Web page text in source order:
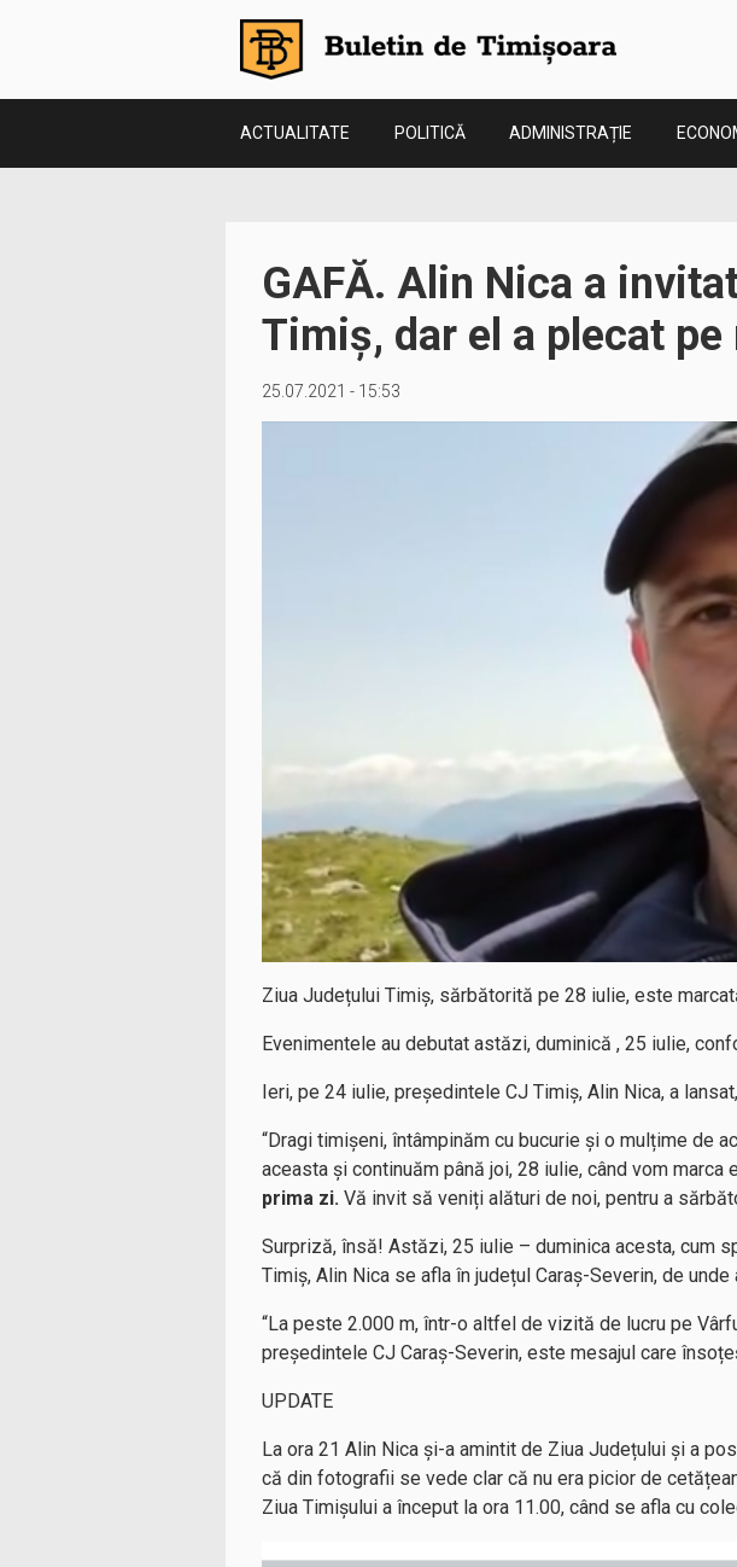
ACTUALITATE POLITICĂ ADMINISTRAȚIE
GAFĂ. Alin Nica a
Timiș, dar el a plecat
25.07.2021 - 15:53
Ziua Județului Timiș, sărbătorită pe 28 iulie, este
Evenimentele au debutat astăzi, duminică , 25 iulie,
Ieri, pe 24 iulie, președintele CJ Timiș, Alin Nica, a
“Dragi timișeni, întâmpinăm cu bucurie și o mulțime de
aceasta și continuăm până joi, 28 iulie, când vom marca
prima zi. Vă invit să veniți alături de noi, pentru a
Surpriză, însă! Astăzi, 25 iulie – duminica acesta, cum
Timiș, Alin Nica se afla în județul Caraș-Severin, de unde
“La peste 2.000 m, într-o altfel de vizită de lucru pe
președintele CJ Caraș-Severin, este mesajul care
UPDATE
La ora 21 Alin Nica și-a amintit de Ziua Județului și a
că din fotografii se vede clar că nu era picior de
Ziua Timișului a început la ora 11.00, când se afla cu